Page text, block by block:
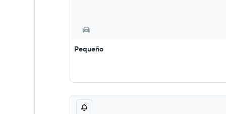
Pequeño